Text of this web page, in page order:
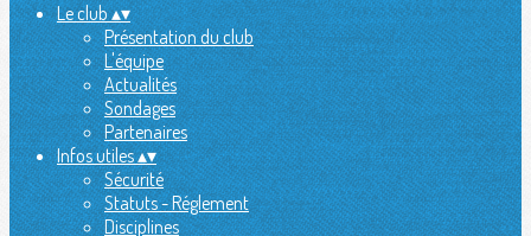
Le club▴▾
Présentation du club
L'équipe
Actualités
Sondages
Partenaires
Infos utiles▴▾
Sécurité
Statuts - Réglement
Disciplines